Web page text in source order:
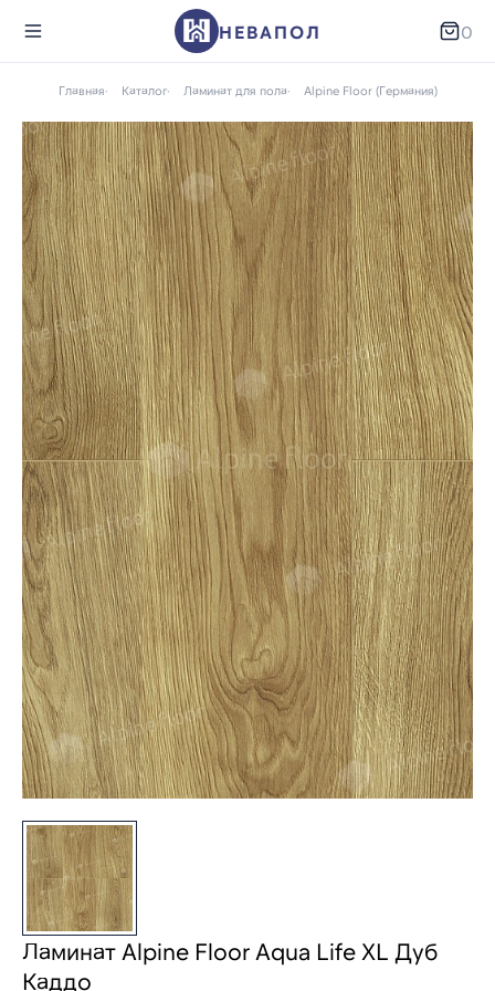
НЕВАПОЛ 0
Главная Каталог Ламинат для пола Alpine Floor (Германия)
Ламинат Alpine Floor Aqua Life XL Дуб
Каддо